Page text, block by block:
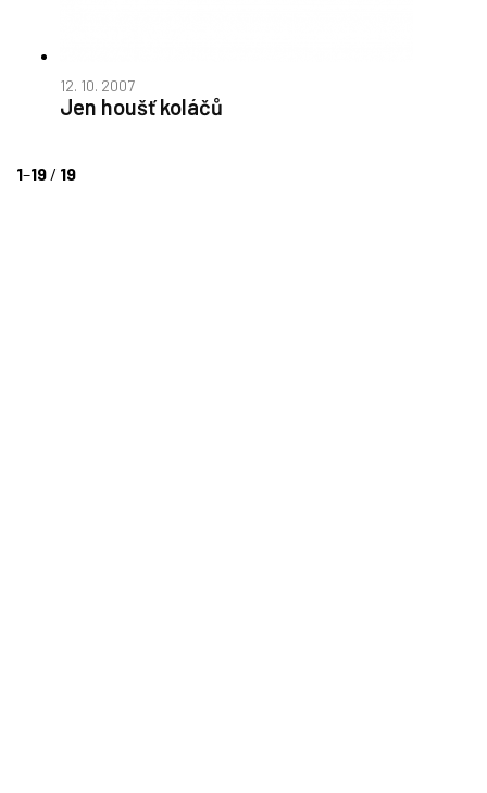
12. 10. 2007
Jen houšť koláčů
1–19 / 19